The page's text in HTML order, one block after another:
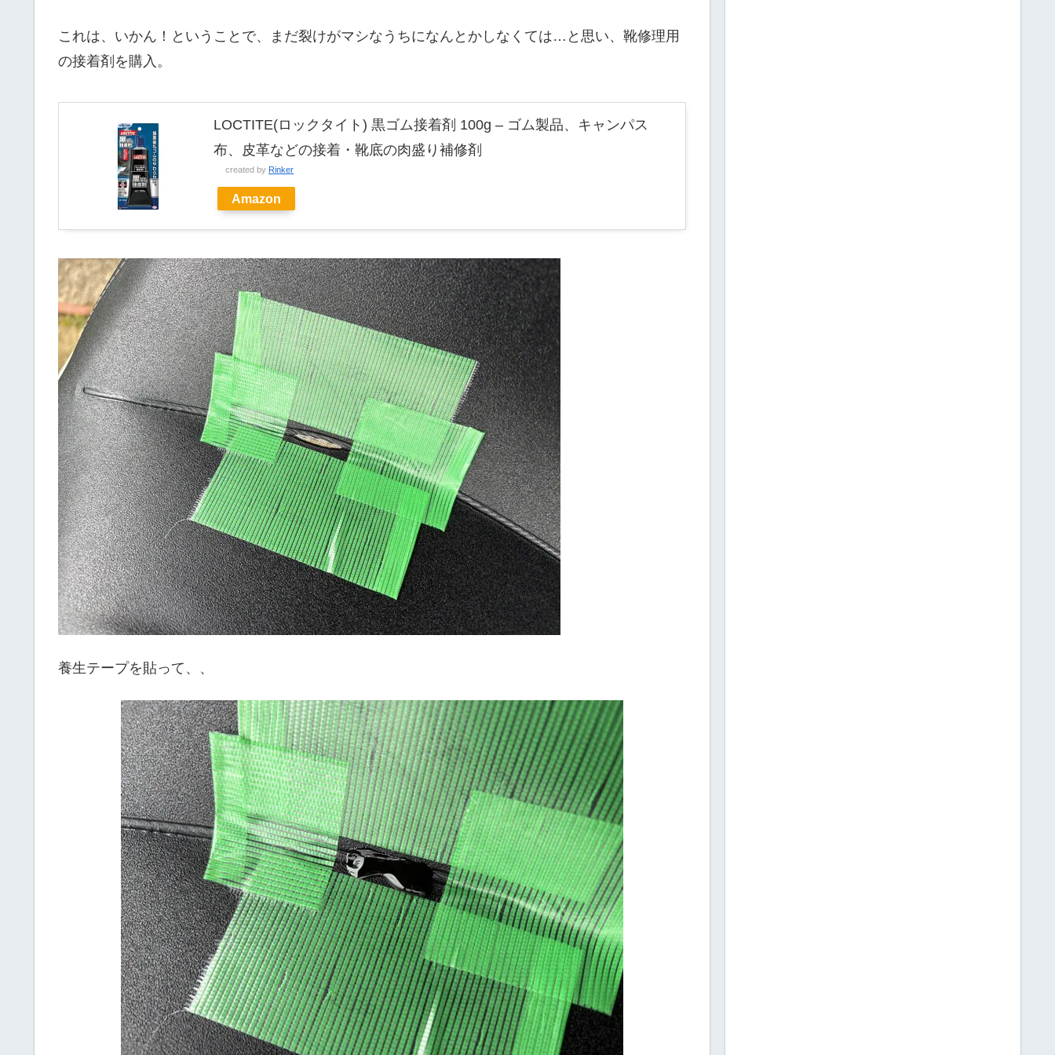
これは、いかん！ということで、まだ裂けがマシなうちになんとかしなくては…と思い、靴修理用
の接着剤を購入。
LOCTITE(ロックタイト) 黒ゴム接着剤 100g – ゴム製品、キャンパス
布、皮革などの接着・靴底の肉盛り補修剤
created by Rinker
Amazon
養生テープを貼って、、